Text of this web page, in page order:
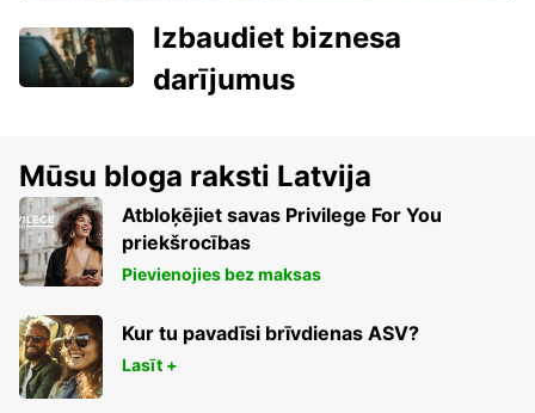
Izbaudiet biznesa
darījumus
Mūsu bloga raksti Latvija
Atbloķējiet savas Privilege For You
priekšrocības
Pievienojies bez maksas
Kur tu pavadīsi brīvdienas ASV?
Lasīt +